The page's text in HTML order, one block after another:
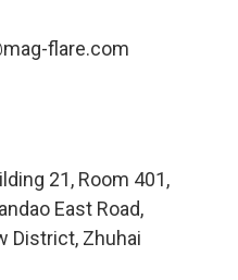
flare.com
21, Room 401,
East Road,
District, Zhuhai